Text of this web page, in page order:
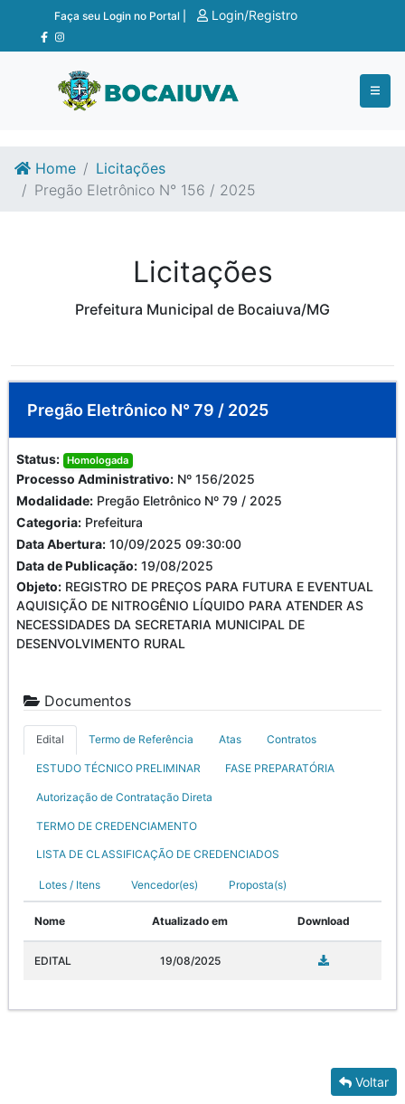
Ir para o conteúdo
Ir para o fim do conteúdo
Faça seu Login no Portal | Login/Registro
Home
Licitações
Pregão Eletrônico N° 156 / 2025
Licitações
Prefeitura Municipal de Bocaiuva/MG
Pregão Eletrônico N° 79 / 2025
Status: Homologada
Processo Administrativo: Nº 156/2025
Modalidade: Pregão Eletrônico Nº 79 / 2025
Categoria: Prefeitura
Data Abertura: 10/09/2025 09:30:00
Data de Publicação: 19/08/2025
Objeto: REGISTRO DE PREÇOS PARA FUTURA E EVENTUAL
AQUISIÇÃO DE NITROGÊNIO LÍQUIDO PARA ATENDER AS
NECESSIDADES DA SECRETARIA MUNICIPAL DE
DESENVOLVIMENTO RURAL
Documentos
Edital Termo de Referência Atas Contratos
ESTUDO TÉCNICO PRELIMINAR FASE PREPARATÓRIA
Autorização de Contratação Direta
TERMO DE CREDENCIAMENTO
LISTA DE CLASSIFICAÇÃO DE CREDENCIADOS
Lotes / Itens Vencedor(es) Proposta(s)
Nome Atualizado em Download
EDITAL 19/08/2025
Voltar